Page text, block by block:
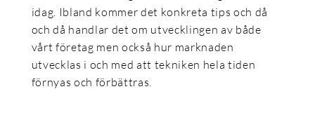
idag. Ibland kommer det konkreta tips och då
och då handlar det om utvecklingen av både
vårt företag men också hur marknaden
utvecklas i och med att tekniken hela tiden
förnyas och förbättras.